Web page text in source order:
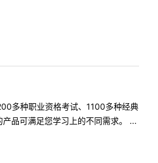
多种职业资格考试、1100多种经典
品可满足您学习上的不同需求。 ...